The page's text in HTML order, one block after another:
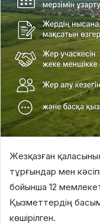
Жезқазған
тұрғындар мен
бойынша 12
Қызметтердің
көшірілген.